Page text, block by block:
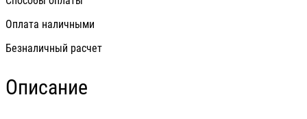
Оплата наличными
Безналичный расчет
Описание